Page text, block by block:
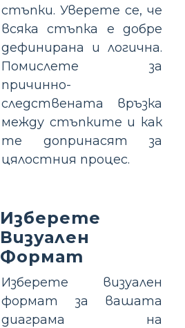
стъпки. Уверете се, че
всяка стъпка е добре
дефинирана и логична.
Помислете за
причинно-
следствената връзка
между стъпките и как
те допринасят за
цялостния процес.
Изберете
Визуален
Формат
Изберете визуален
формат за вашата
диаграма на